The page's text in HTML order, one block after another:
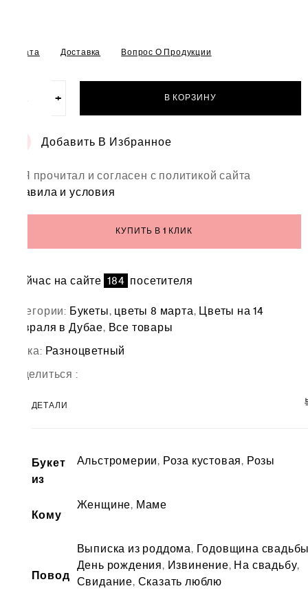
Оплата Доставка Вопрос О Продукции
Количество
Букет
удача"
+ В КОРЗИНУ
Добавить В Избранное
Я прочитал и согласен с политикой сайта
правила и условия
КУПИТЬ В 1 КЛИК
Сейчас на сайте 184 посетителя
Категории: Букеты, цветы 8 марта, Цветы на 14
февраля в Дубае, Все товары
Метка: Разноцветный
Поделиться :
ДЕТАЛИ
Букет
из
Альстромерии, Роза кустовая, Розы
Кому
Женщине, Маме
Повод
Выписка из роддома, Годовщина
День рождения, Извинение, На свадьбу,
Свидание, Сказать люблю